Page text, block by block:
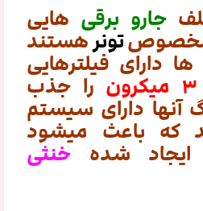
جارو برقیهایی
مخصوصتونرهستند
دارای فیلترهایی
۳ میکرون را جذب
آنها دارای سیستم
که باعث میشود
ایجاد شده خنثی